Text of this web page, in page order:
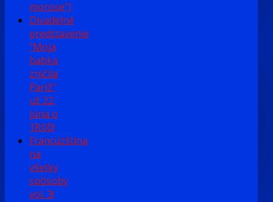
morose")
Divadelné
predstavenie
"Moja
babka
zničila
Pariž"
už 22.
júna o
18:00!
Francúzština
na
všetky
spôsoby
vol. 3!